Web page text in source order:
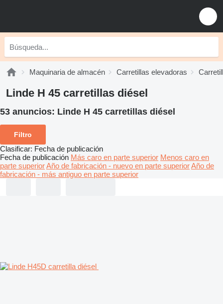
Maquinaria de almacén Carretillas elevadoras
Linde H 45 carretillas diésel
53 anuncios: Linde H 45 carretillas diésel
Filtro
Clasificar: Fecha de publicación
Fecha de publicación Más caro en parte superior Menos caro en
parte superiorAño de fabricación - nuevo en parte superiorAño de
fabricación - más antiguo en parte superior